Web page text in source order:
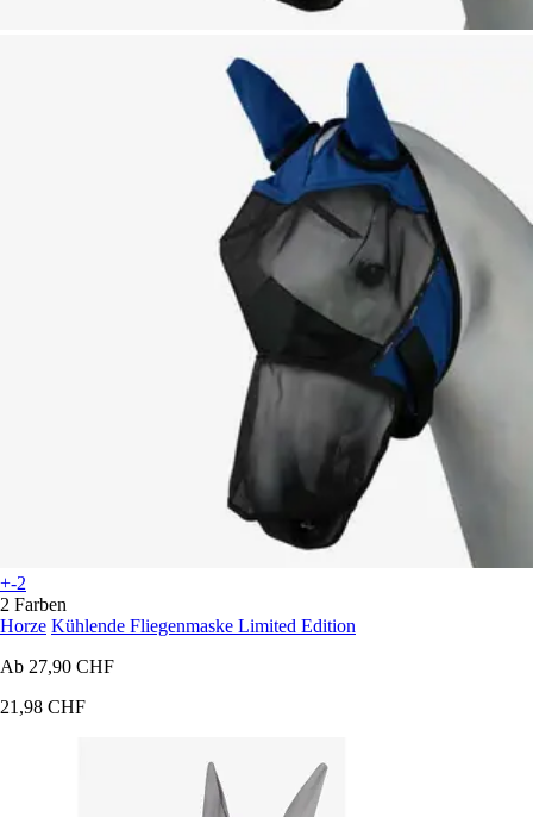
+-2
2 Farben
Horze Kühlende Fliegenmaske Limited Edition
Ab 27,90 CHF
21,98 CHF